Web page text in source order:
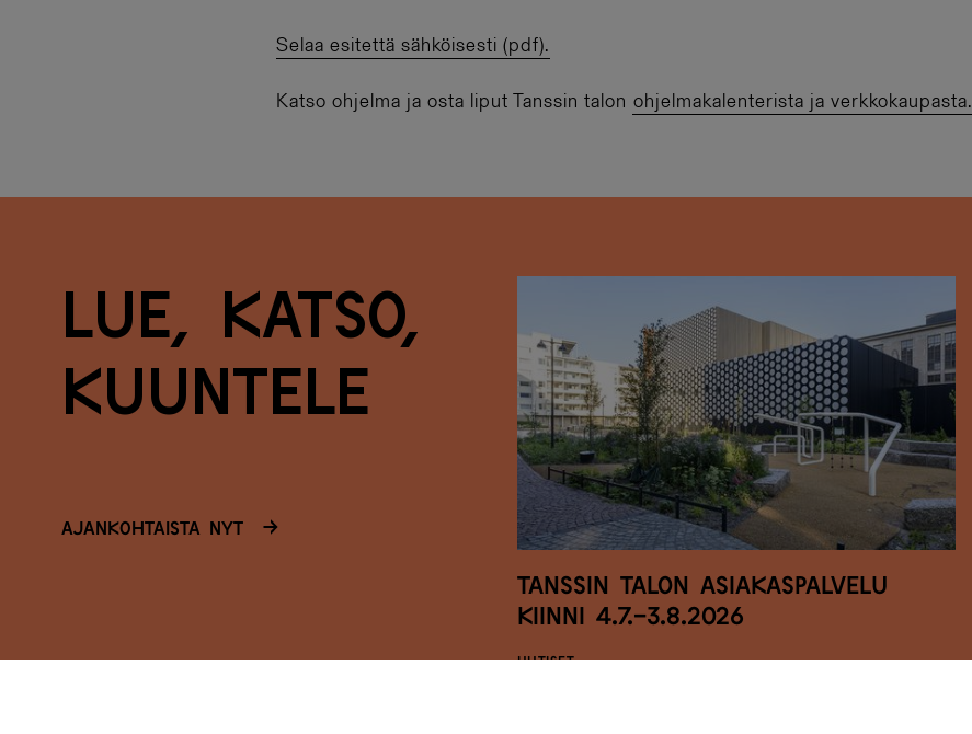
Selaa esitettä sähköisesti (pdf).
Katso ohjelma ja osta liput Tanssin talon ohjelmakalenterista ja verkkokaupasta.
Lue, katso,
kuuntele
Ajankohtaista nyt
Tanssin talon asiakaspalvelu
kiinni 4.7.-3.8.2026
UUTISET